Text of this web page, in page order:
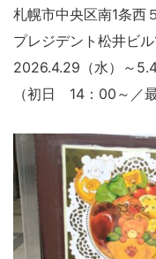
札幌市中央区南1条西
プレジデント松井ビ
2026.4.29（水）～
（初日 14：00～／